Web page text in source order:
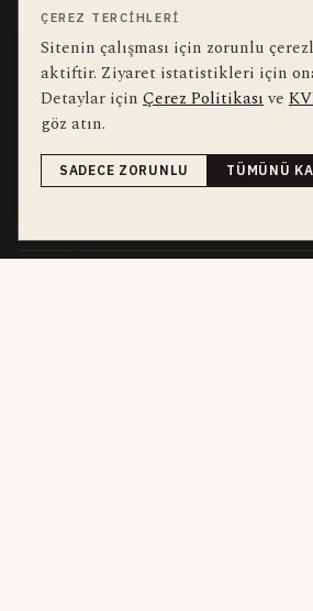
Muhabirler
Editörler
YEREL ARANANLAR
İnegöl inegol-belediyesi alper-taban
Haberler
Güncel Bursa bursa-
ÇEREZ TERCIHLERI
Sitenin çalışması için zorunlu
aktiftir. Ziyaret istatistikleri için
Detaylar için Çerez Politikasıve
göz atın.
SADECE ZORUNLU
TÜMÜNÜ